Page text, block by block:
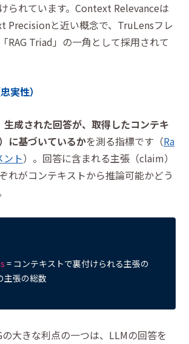
られています。Context Relevanceは
Precisionと近い概念で、TruLensフレ
RAG Triad」の一角として採用されて
実性）
生成された回答が、取得したコンテキ
に基づいているかを測る指標です（Ra
ント）。回答に含まれる主張（claim）
れがコンテキストから推論可能かどう
= コンテキストで裏付けられる主張の
の大きな利点の一つは、LLMの回答を